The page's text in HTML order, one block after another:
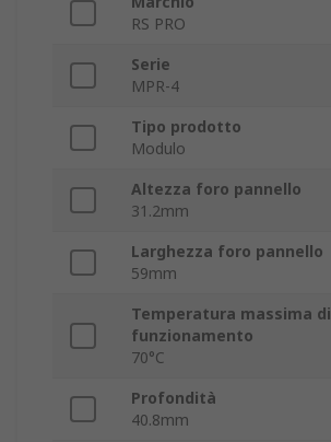
RS PRO
Serie
MPR-4
Tipo prodotto
Modulo
Altezza foro pannello
31.2mm
Larghezza foro pannello
59mm
Temperatura massima di
funzionamento
70°C
Profondità
40.8mm